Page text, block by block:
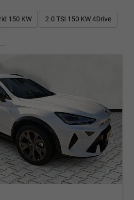
150 KW 2.0 TSI 150 KW 4Drive